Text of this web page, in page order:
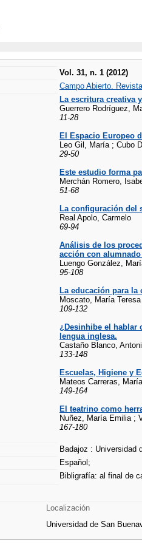
Vol. 31, n. 1 (2012)
Campo Abierto.
La escritura creativa
Guerrero Rodríguez,
11-28
El Espacio Europeo
Leo Gil, María ; Cubo
29-50
Este estudio forma
Merchán Romero,
51-68
La configuración del
Real Apolo, Carmelo
69-94
Análisis de los
acción con
Luengo González,
95-108
La educación para la
Moscato, María
109-132
¿Desinhibe el hablar
lengua inglesa.
Castaño Blanco,
133-148
Escuelas, Higiene y
Mateos Carreras,
149-164
El teatrino como
Nuñez, María Emilia ;
167-180
Badajoz : Universidad
Español;
Bibligrafía: al final de
Localización
Universidad de San